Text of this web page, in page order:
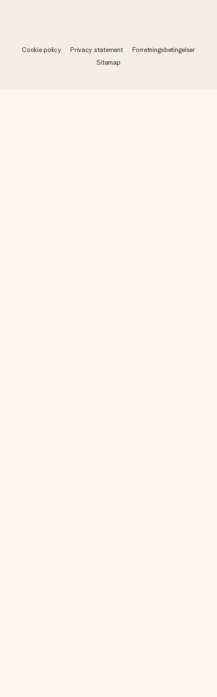
Cookie policy Privacy statement
Forretningsbetingelser
Sitemap